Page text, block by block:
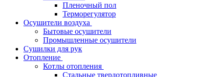
Пленочный пол
Терморегулятор
Осушители воздуха
Бытовые осушители
Промышленные осушители
Сушилки для рук
Отопление
Котлы отопления
Стальные твердотопливные